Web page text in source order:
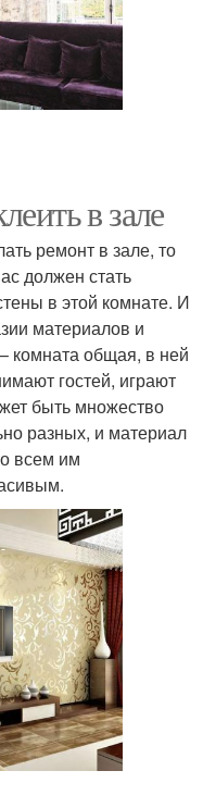
в зале
ремонт в зале, то
должен стать
в этой комнате. И
материалов и
комната общая, в ней
гостей, играют
быть множество
разных, и материал
всем им